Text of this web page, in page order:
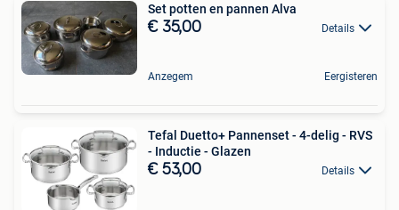
Set potten en pannen Alva
€ 35,00 Details
Anzegem Eergisteren
Tefal Duetto+ Pannenset - 4-delig - RVS
- Inductie - Glazen
€ 53,00 Details